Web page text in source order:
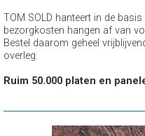
TOM SOLD hanteert in de
bezorgkosten hangen af van
Bestel daarom geheel
overleg.
Ruim 50.000 platen en